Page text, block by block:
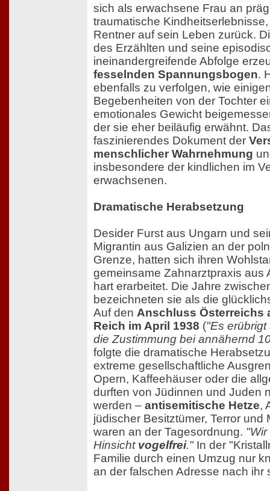
sich als erwachsene Frau an
traumatische
Rentner auf sein Leben zurück.
des Erzählten und seine
ineinandergreifende Abfolge
fesselnden Spannungsbogen.
ebenfalls zu verfolgen, wie
Begebenheiten von der Tochter
emotionales Gewicht
der sie eher beiläufig erwähnt.
faszinierendes Dokument der
menschlicher Wahrnehmung
insbesondere der kindlichen im
erwachsenen.
Dramatische Herabsetzung
Desider Furst aus Ungarn und
Migrantin aus Galizien an der
Grenze, hatten sich ihren
gemeinsame Zahnarztpraxis aus
hart erarbeitet. Die Jahre
bezeichneten sie als die
Auf den Anschluss Österreichs
Reich im April 1938 ("Es
die Zustimmung bei annähernd
folgte die dramatische
extreme gesellschaftliche
Opern, Kaffeehäuser oder die
durften von Jüdinnen und Juden
werden – antisemitische Hetze,
jüdischer Besitztümer, Terror und
waren an der Tagesordnung.
Hinsicht vogelfrei."In der
Familie durch einen Umzug nur
an der falschen Adresse nach ihr